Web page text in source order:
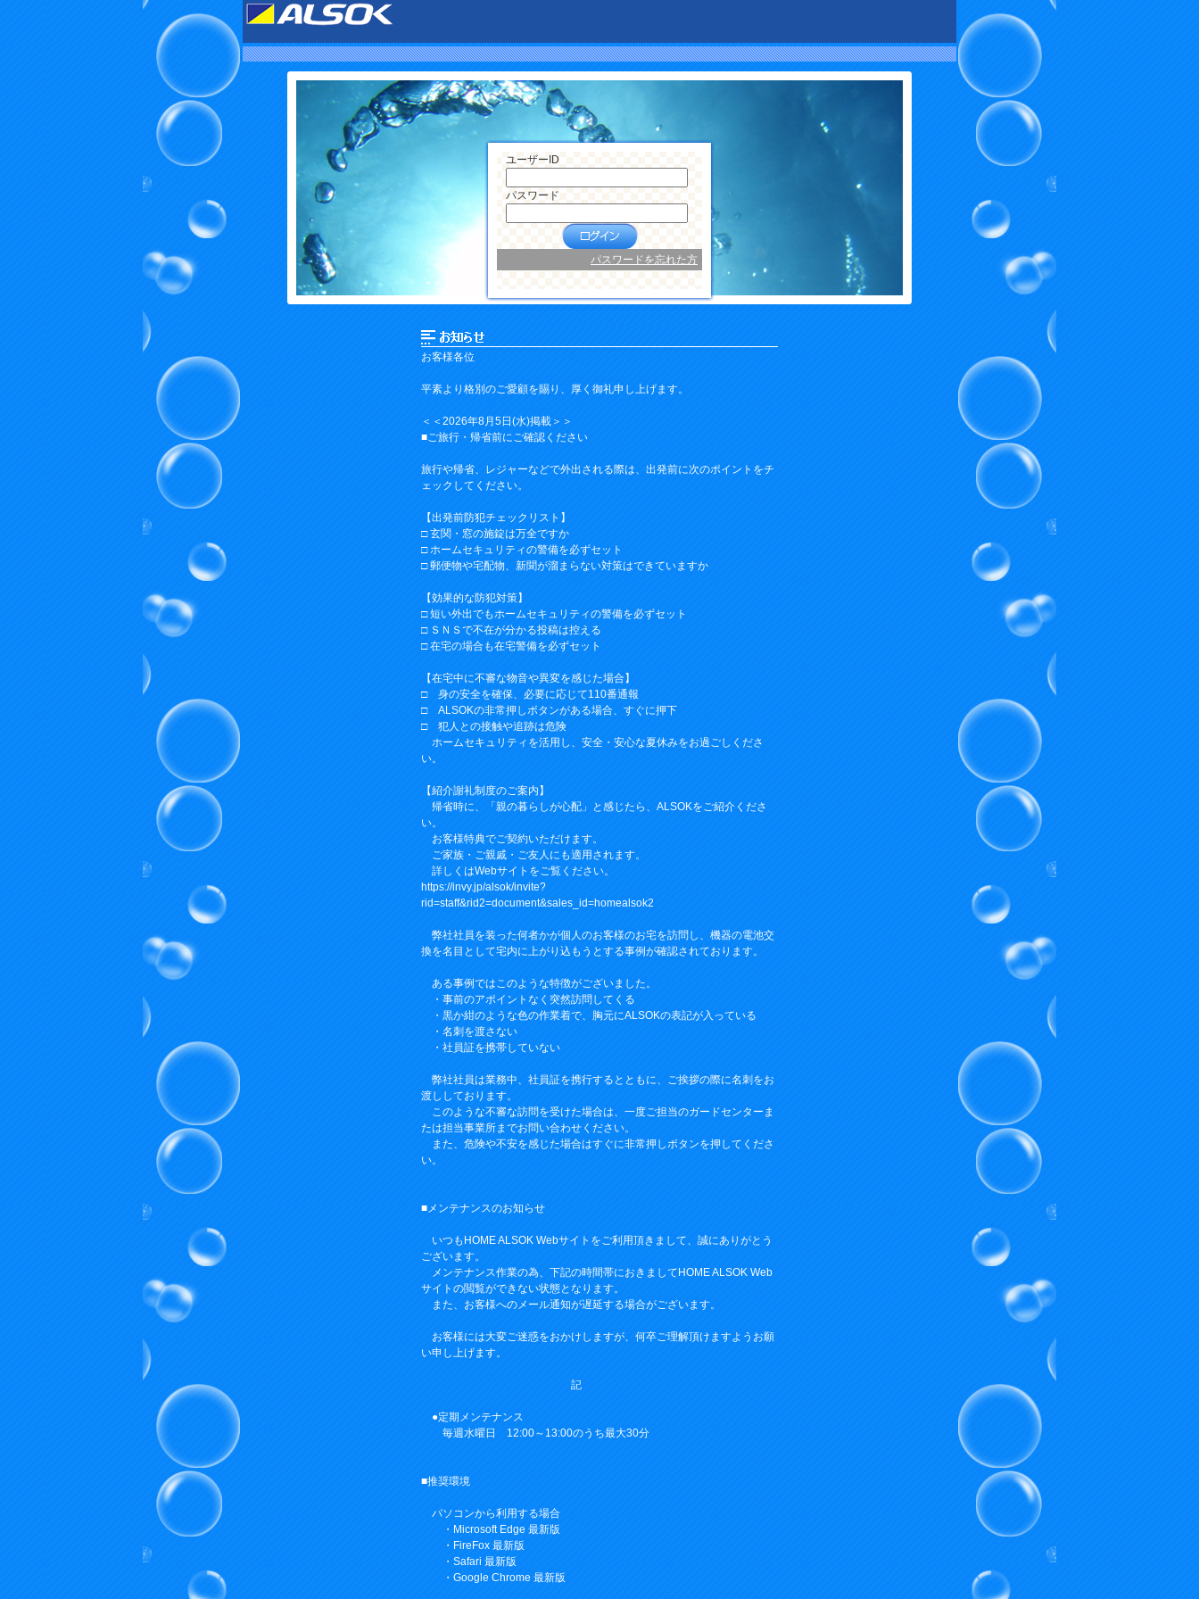
ユーザーID
パスワード
パスワードを忘れた方
お客様各位
平素より格別のご愛顧を賜り、厚く御礼申し上げます。
＜＜2026年8月5日(水)掲載＞＞
■ご旅行・帰省前にご確認ください
旅行や帰省、レジャーなどで外出される際は、出発前に次のポイントをチ
ェックしてください。
【出発前防犯チェックリスト】
□ 玄関・窓の施錠は万全ですか
□ ホームセキュリティの警備を必ずセット
□ 郵便物や宅配物、新聞が溜まらない対策はできていますか
【効果的な防犯対策】
□ 短い外出でもホームセキュリティの警備を必ずセット
□ ＳＮＳで不在が分かる投稿は控える
□ 在宅の場合も在宅警備を必ずセット
【在宅中に不審な物音や異変を感じた場合】
□ 身の安全を確保、必要に応じて110番通報
□ ALSOKの非常押しボタンがある場合、すぐに押下
□ 犯人との接触や追跡は危険
ホームセキュリティを活用し、安全・安心な夏休みをお過ごしくださ
い。
【紹介謝礼制度のご案内】
帰省時に、「親の暮らしが心配」と感じたら、ALSOKをご紹介くださ
い。
お客様特典でご契約いただけます。
ご家族・ご親戚・ご友人にも適用されます。
詳しくはWebサイトをご覧ください。
https://invy.jp/alsok/invite?
rid=staff&rid2=document&sales_id=homealsok2
弊社社員を装った何者かが個人のお客様のお宅を訪問し、機器の電池交
換を名目として宅内に上がり込もうとする事例が確認されております。
ある事例ではこのような特徴がございました。
・事前のアポイントなく突然訪問してくる
・黒か紺のような色の作業着で、胸元にALSOKの表記が入っている
・名刺を渡さない
・社員証を携帯していない
弊社社員は業務中、社員証を携行するとともに、ご挨拶の際に名刺をお
渡ししております。
このような不審な訪問を受けた場合は、一度ご担当のガードセンターま
たは担当事業所までお問い合わせください。
また、危険や不安を感じた場合はすぐに非常押しボタンを押してくださ
い。
■メンテナンスのお知らせ
いつもHOME ALSOK Webサイトをご利用頂きまして、誠にありがとう
ございます。
メンテナンス作業の為、下記の時間帯におきましてHOME ALSOK Web
サイトの閲覧ができない状態となります。
また、お客様へのメール通知が遅延する場合がございます。
お客様には大変ご迷惑をおかけしますが、何卒ご理解頂けますようお願
い申し上げます。
記
●定期メンテナンス
毎週水曜日 12:00～13:00のうち最大30分
■推奨環境
パソコンから利用する場合
・Microsoft Edge 最新版
・FireFox 最新版
・Safari 最新版
・Google Chrome 最新版